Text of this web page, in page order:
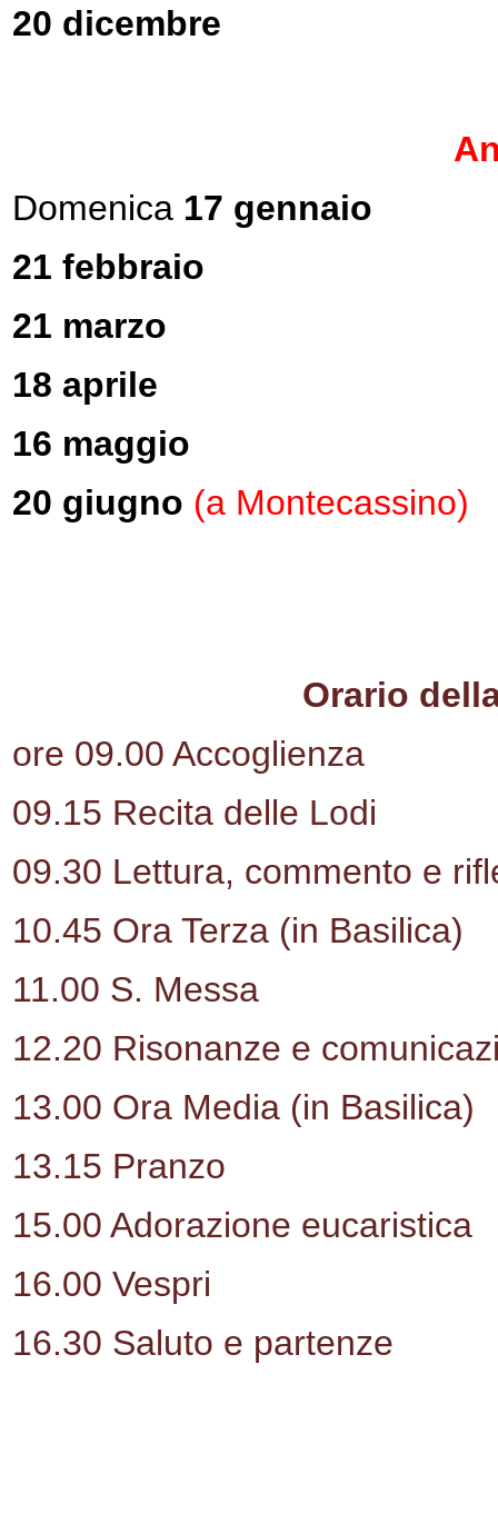
20 dicembre
Domenica 17 gennaio
21 febbraio
21 marzo
18 aprile
16 maggio
20 giugno (a Montecassino)
Orario
ore 09.00 Accoglienza
09.15 Recita delle Lodi
09.30 Lettura, commento e
10.45 Ora Terza (in Basilica)
11.00 S. Messa
12.20 Risonanze e
13.00 Ora Media (in Basilica)
13.15 Pranzo
15.00 Adorazione eucaristica
16.00 Vespri
16.30 Saluto e partenze